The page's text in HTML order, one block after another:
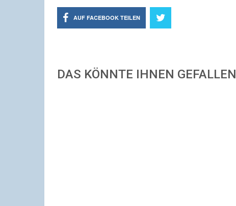
AUF FACEBOOK TEILEN
DAS KÖNNTE IHNEN GEFALLEN